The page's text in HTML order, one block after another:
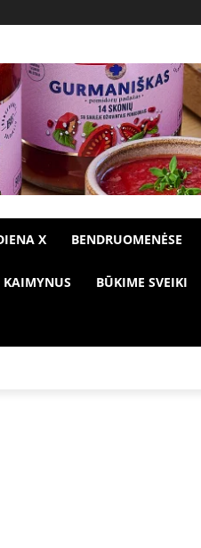
X BENDRUOMENĖSE
KAIMYNUS BŪKIME SVEIKI